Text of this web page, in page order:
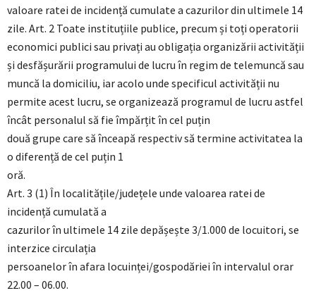
valoare ratei de incidență cumulate a cazurilor din ultimele 14
zile. Art. 2 Toate instituțiile publice, precum și toți operatorii
economici publici sau privați au obligația organizării activității
și desfășurării programului de lucru în regim de telemuncă sau
muncă la domiciliu, iar acolo unde specificul activității nu
permite acest lucru, se organizează programul de lucru astfel
încât personalul să fie împărțit în cel puțin
două grupe care să înceapă respectiv să termine activitatea la
o diferență de cel puțin 1
oră.
Art. 3 (1) În localitățile/județele unde valoarea ratei de
incidență cumulată a
cazurilor în ultimele 14 zile depășește 3/1.000 de locuitori, se
interzice circulația
persoanelor în afara locuinței/gospodăriei în intervalul orar
22.00 – 06.00.